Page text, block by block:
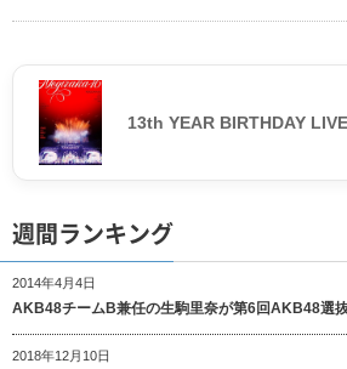
13th YEAR BIRTHDAY
週間ランキング
2014年4月4日
AKB48チームB兼任の生駒里奈が第6回AKB48選
2018年12月10日